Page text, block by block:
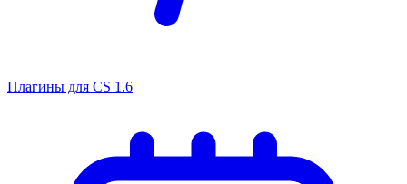
Плагины для CS 1.6